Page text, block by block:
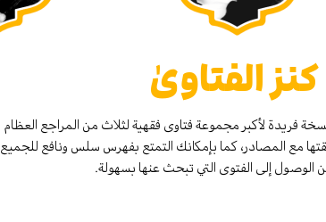
كنز الفتاوىٰ
فريدة لأكبر مجموعة فتاوى فقهية لثلاث من المراجع العظام
مع المصادر، كما بإمكانك التمتع بفهرس سلس ونافع للجميع
الوصول إلى الفتوى التي تبحث عنها بسهولة.